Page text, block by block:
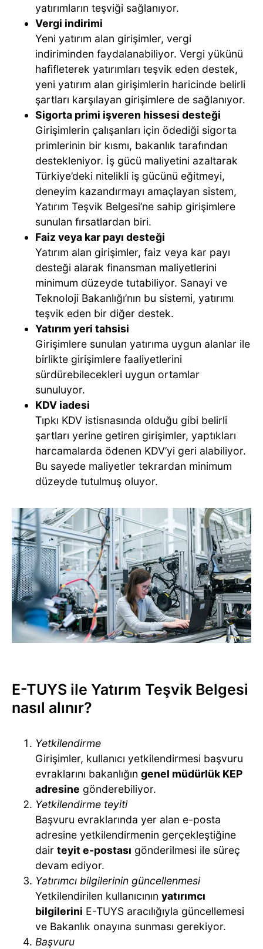
yatırımların teşviği sağlanıyor.
Vergi indirimi
Yeni yatırım alan girişimler, vergi
indiriminden faydalanabiliyor. Vergi yükünü
hafifleterek yatırımları teşvik eden destek,
yeni yatırım alan girişimlerin haricinde belirli
şartları karşılayan girişimlere de sağlanıyor.
Sigorta primi işveren hissesi desteği
Girişimlerin çalışanları için ödediği sigorta
primlerinin bir kısmı, bakanlık tarafından
destekleniyor. İş gücü maliyetini azaltarak
Türkiye’deki nitelikli iş gücünü eğitmeyi,
deneyim kazandırmayı amaçlayan sistem,
Yatırım Teşvik Belgesi’ne sahip girişimlere
sunulan fırsatlardan biri.
Faiz veya kar payı desteği
Yatırım alan girişimler, faiz veya kar payı
desteği alarak finansman maliyetlerini
minimum düzeyde tutabiliyor. Sanayi ve
Teknoloji Bakanlığı’nın bu sistemi, yatırımı
teşvik eden bir diğer destek.
Yatırım yeri tahsisi
Girişimlere sunulan yatırıma uygun alanlar ile
birlikte girişimlere faaliyetlerini
sürdürebilecekleri uygun ortamlar
sunuluyor.
KDV iadesi
Tıpkı KDV istisnasında olduğu gibi belirli
şartları yerine getiren girişimler, yaptıkları
harcamalarda ödenen KDV’yi geri alabiliyor.
Bu sayede maliyetler tekrardan minimum
düzeyde tutulmuş oluyor.
E-TUYS ile Yatırım Teşvik Belgesi
nasıl alınır?
Yetkilendirme
Girişimler, kullanıcı yetkilendirmesi başvuru
evraklarını bakanlığın genel müdürlük KEP
adresine gönderebiliyor.
Yetkilendirme teyiti
Başvuru evraklarında yer alan e-posta
adresine yetkilendirmenin gerçekleştiğine
dair teyit e-postası gönderilmesi ile süreç
devam ediyor.
Yatırımcı bilgilerinin güncellenmesi
Yetkilendirilen kullanıcının yatırımcı
bilgilerini E-TUYS aracılığıyla güncellemesi
ve Bakanlık onayına sunması gerekiyor.
Başvuru